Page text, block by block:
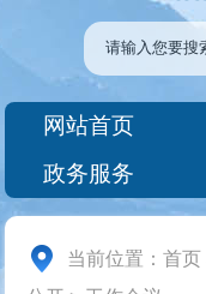
网站首页
政务服务
当前位置：首页